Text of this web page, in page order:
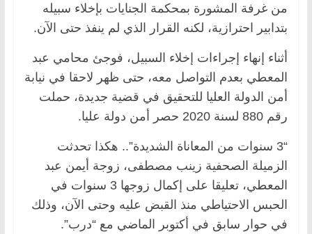
من غرفة المشورة بمحكمة الجنايات بإخلاء سبيله
بتدابير احترازية، لكنه القرار الذي لم ينفذ حتى الآن.
أثناء إنهاء إجراءات إخلاء السبيل، فوجئ محامي عبد
المعطي بعدم التواصل معه، حتى ظهر لاحقا في نيابة
أمن الدولة العليا للتحقيق في قضية جديدة، حملت
رقم 880 لسنة 2020 حصر أمن دولة عليا.
“3 سنوات من المعاناة الشديدة”.. هكذا تحدثت
الزميلة الصحفية زينب مصطفى، زوجة أيمن عبد
المعطي، تعليقا على إكمال زوجها 3 سنوات في
الحبس الاحتياطي منذ القبض عليه وحتى الآن، وذلك
في حوار سابق في أكتوبر الماضي مع “درب”.